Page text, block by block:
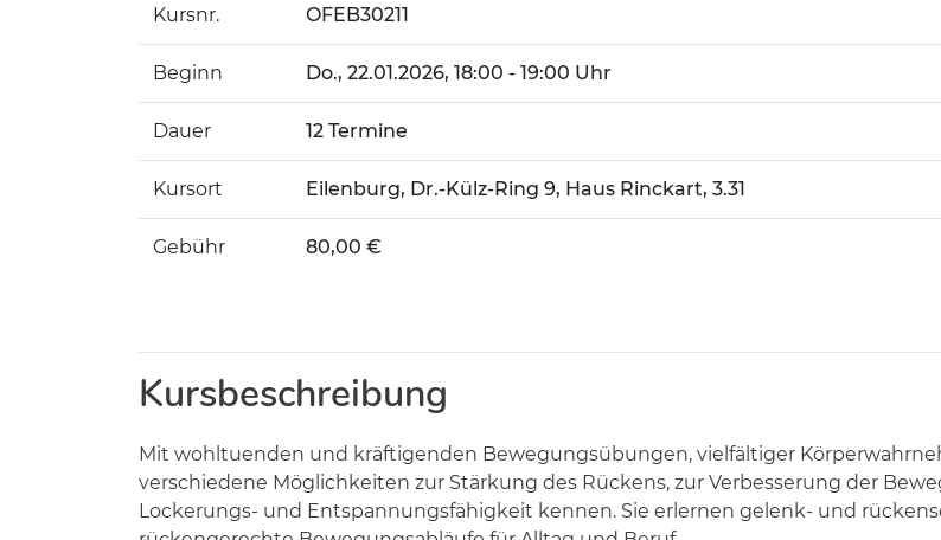
Kursnr. OFEB30211
Beginn Do., 22.01.2026, 18:00 - 19:00 Uhr
Dauer 12 Termine
Kursort Eilenburg, Dr.-Külz-Ring 9, Haus Rinckart, 3.31
Gebühr 80,00 €
Kursbeschreibung
Mit wohltuenden und kräftigenden Bewegungsübungen, vielfältiger
verschiedene Möglichkeiten zur Stärkung des Rückens, zur Verbesserung der
Lockerungs- und Entspannungsfähigkeit kennen. Sie erlernen gelenk- und